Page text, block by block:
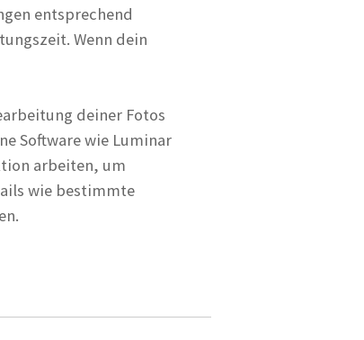
entsprechend
Wenn dein
deiner Fotos
Software wie Luminar
arbeiten, um
wie bestimmte